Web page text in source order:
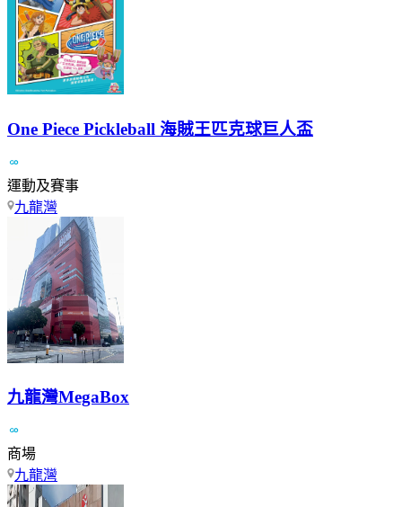
One Piece Pickleball 海賊王匹克球巨人盃
運動及賽事
九龍灣
九龍灣MegaBox
商場
九龍灣